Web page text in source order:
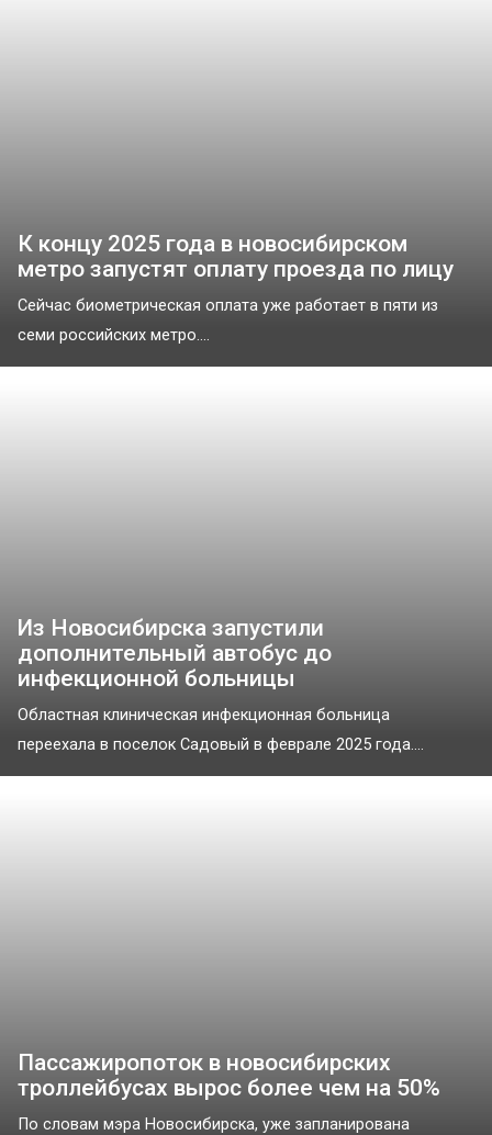
К концу 2025 года в новосибирском
метро запустят оплату проезда по лицу
Сейчас биометрическая оплата уже работает в пяти из
семи российских метро....
Из Новосибирска запустили
дополнительный автобус до
инфекционной больницы
Областная клиническая инфекционная больница
переехала в поселок Садовый в феврале 2025 года....
Пассажиропоток в новосибирских
троллейбусах вырос более чем на 50%
По словам мэра Новосибирска, уже запланирована